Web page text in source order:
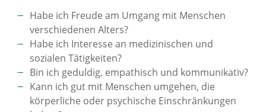
Habe ich Freude am Umgang mit Menschen
verschiedenen Alters?
Habe ich Interesse an medizinischen und
sozialen Tätigkeiten?
Bin ich geduldig, empathisch und kommunikativ?
Kann ich gut mit Menschen umgehen, die
körperliche oder psychische Einschränkungen